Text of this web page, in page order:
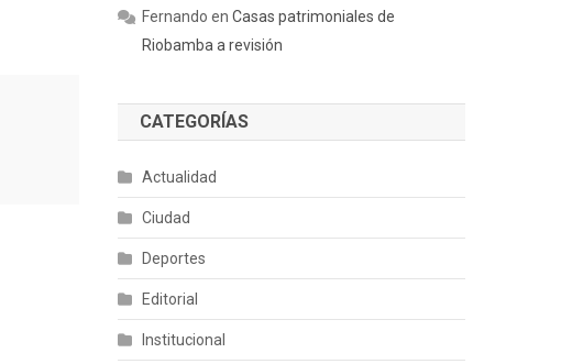
Fernando enCasas patrimoniales de
Riobamba a revisión
CATEGORÍAS
Actualidad
Ciudad
Deportes
Editorial
Institucional